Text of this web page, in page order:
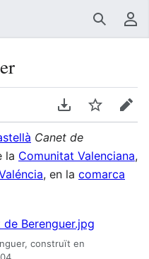
Buscar
Descarregar en
Vigilar
Canet de
la Comunitat Valenciana,
, en la comarca
Berenguer.jpg
construït en